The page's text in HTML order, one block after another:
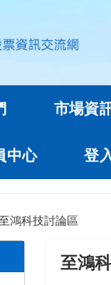
市場資
中心 登
鴻科技討論區
至鴻